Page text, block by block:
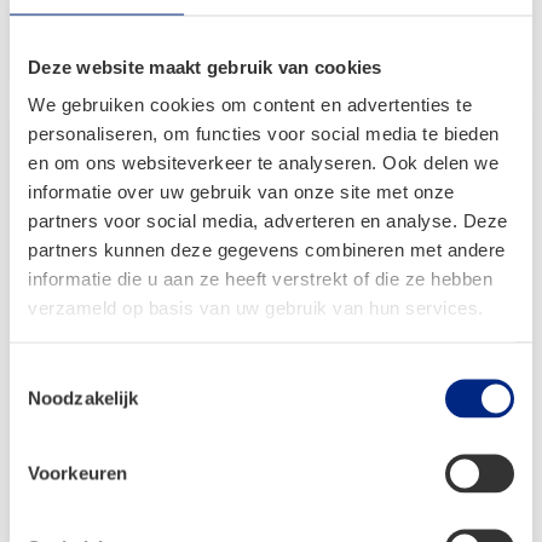
Deze website maakt gebruik van cookies
We gebruiken cookies om content en advertenties te
personaliseren, om functies voor social media te bieden
en om ons websiteverkeer te analyseren. Ook delen we
informatie over uw gebruik van onze site met onze
partners voor social media, adverteren en analyse. Deze
partners kunnen deze gegevens combineren met andere
informatie die u aan ze heeft verstrekt of die ze hebben
verzameld op basis van uw gebruik van hun services.
Noodzakelijk
Voorkeuren
was:
€ 712,00.€ 499,00.
Dorema uitbouw voor Octavia